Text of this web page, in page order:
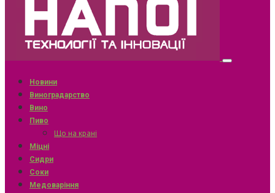
Новини
Виноградарство
Вино
Пиво
Що на крані
Міцні
Сидри
Соки
Медоваріння